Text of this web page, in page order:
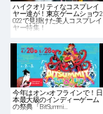
ハイクオリティなコスプレイ
ヤー達が！東京ゲームショウ2
022で見掛けた美人コスプレイ
ヤー特集！
今年はオン×オフラインで！日
本最大級のインディーゲーム
の祭典「BitSummi…